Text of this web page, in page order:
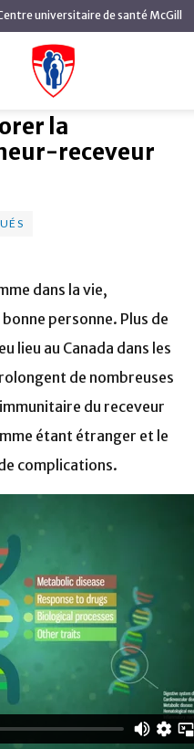
universitaire de santé McGill
Génomique:
receveur
la
receveur
dans la vie,
personne. Plus de
lieu au Canada dans les
de nombreuses
du receveur
étant étranger et le
complications.